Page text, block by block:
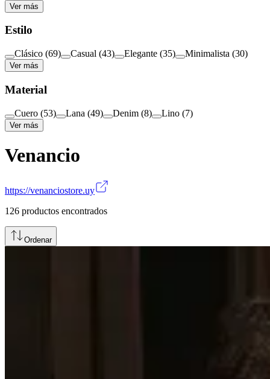
Ver más
Estilo
Clásico (69) Casual (43) Elegante (35) Minimalista (30)
Ver más
Material
Cuero (53) Lana (49) Denim (8) Lino (7)
Ver más
Venancio
https://venanciostore.uy
126 productos encontrados
Ordenar